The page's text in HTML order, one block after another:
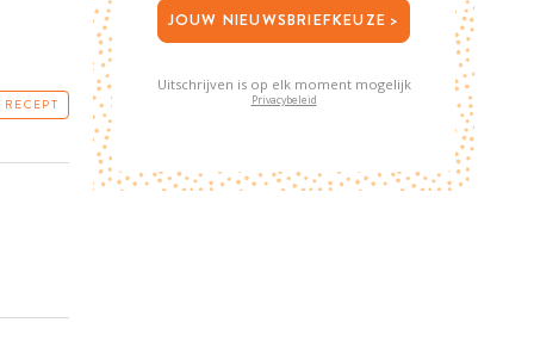
JOUW NIEUWSBRIEFKEUZE >
Uitschrijven is op elk moment mogelijk
Privacybeleid